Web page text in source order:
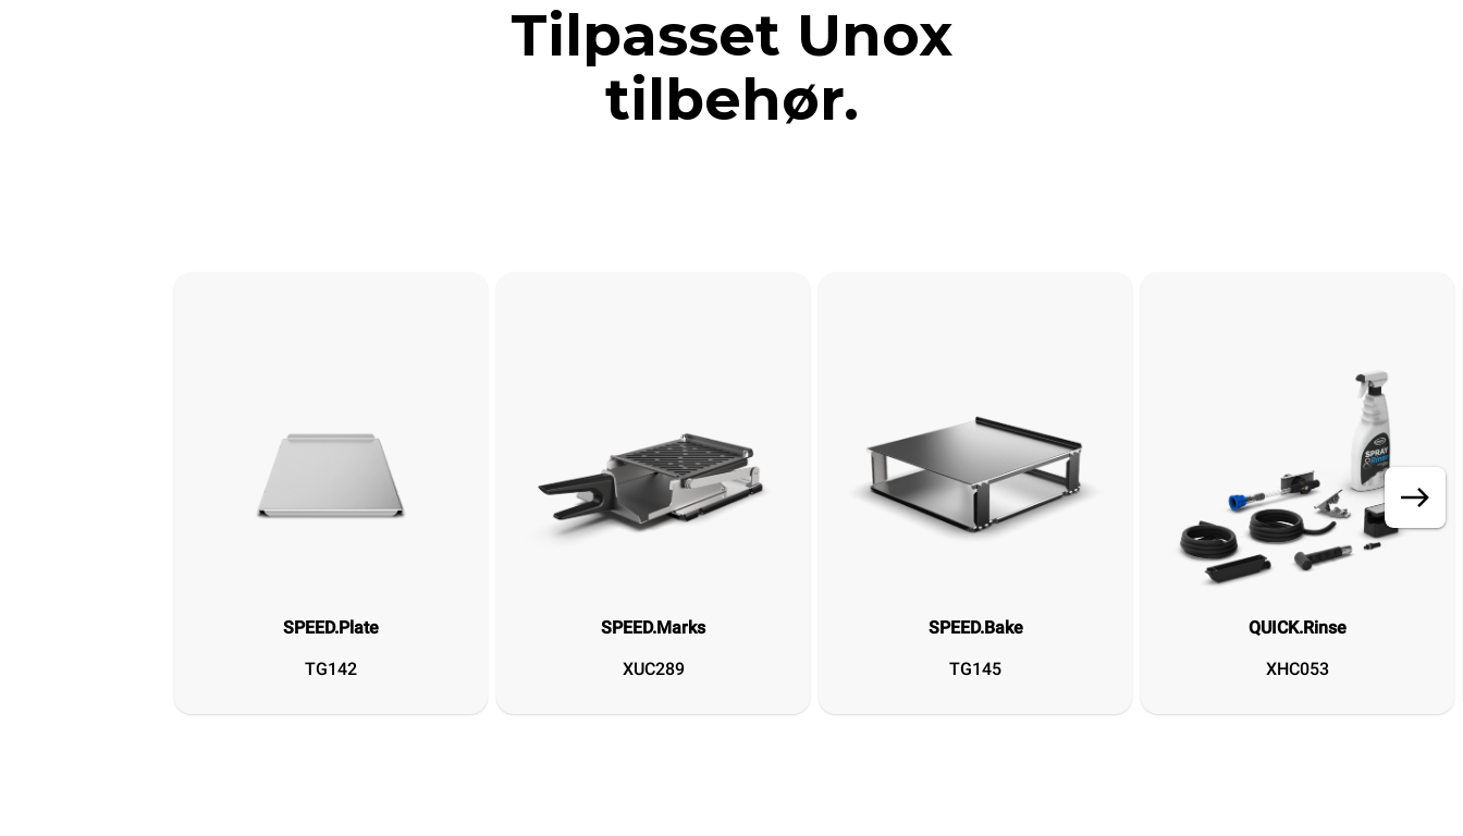
Tilpasset Unox
tilbehør.
SPEED.Plate
TG142
SPEED.Marks
XUC289
SPEED.Bake
TG145
QUICK.Rinse
XHC053